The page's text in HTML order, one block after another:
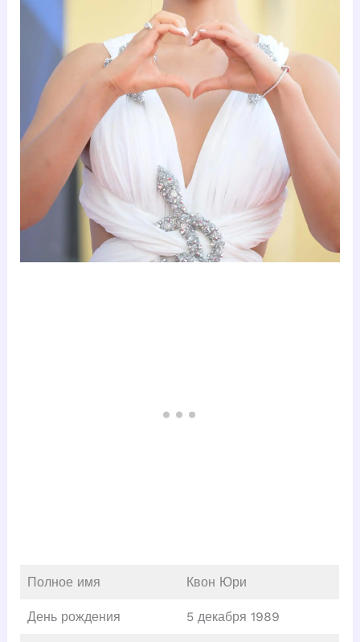
Полное имя Квон Юри
День рождения 5 декабря 1989